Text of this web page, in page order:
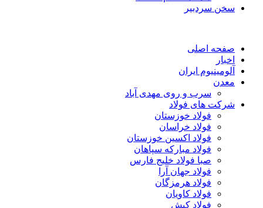
سخن سردبیر
صفحه اصلی
اخبار
آلومینیوم ایران
معدن
سرب و روی مهدی آباد
شرکت های فولاد
فولاد خوزستان
فولاد خراسان
فولاد اکسین خوزستان
فولاد مبارکه سپاهان
صبا فولاد خلیج فارس
فولاد جهان آرا
فولاد هرمزگان
فولاد کاویان
فولاد کیش